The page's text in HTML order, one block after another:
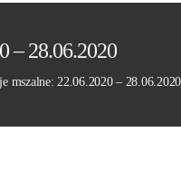
– 28.06.2020
mszalne: 22.06.2020 – 28.06.2020